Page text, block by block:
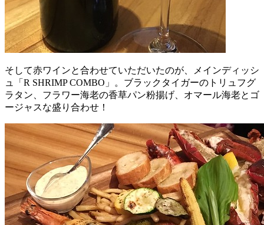
そして赤ワインと合わせていただいたのが、メインディッシ
ュ「R SHRIMP COMBO」。ブラックタイガーのトリュフグ
ラタン、フラワー海老の香草パン粉揚げ、オマール海老とゴ
ージャスな盛り合わせ！